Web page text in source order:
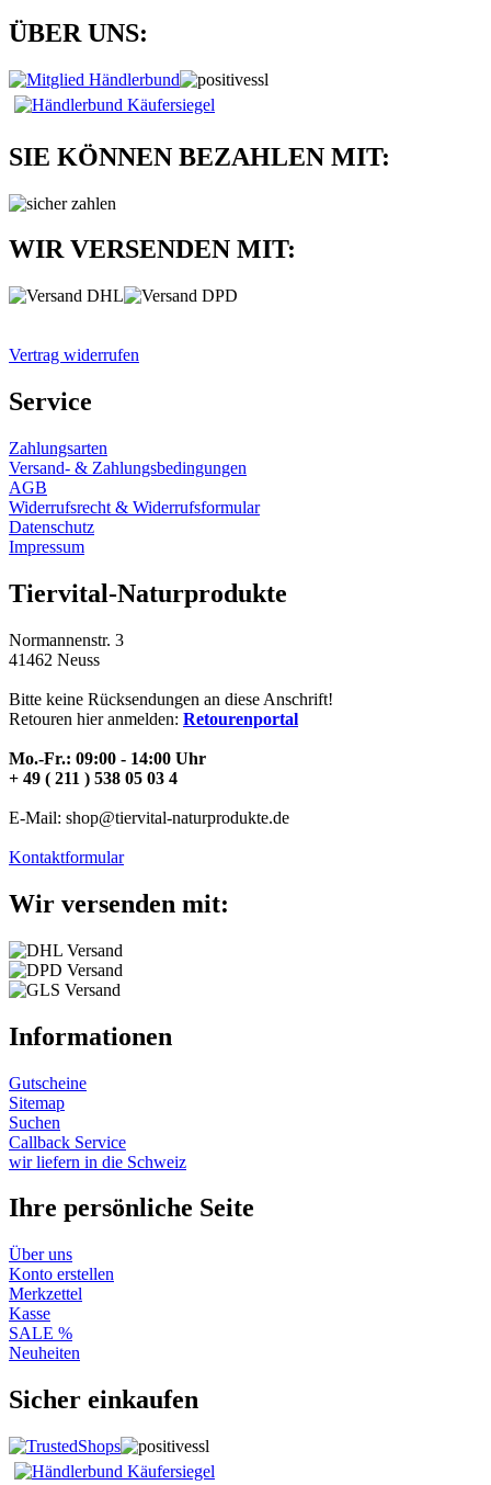
ÜBER UNS:
SIE KÖNNEN BEZAHLEN MIT:
WIR VERSENDEN MIT:
Vertrag widerrufen
Service
Zahlungsarten
Versand- & Zahlungsbedingungen
AGB
Widerrufsrecht & Widerrufsformular
Datenschutz
Impressum
Tiervital-Naturprodukte
Normannenstr. 3
41462 Neuss
Bitte keine Rücksendungen an diese Anschrift!
Retouren hier anmelden: Retourenportal
Mo.-Fr.: 09:00 - 14:00 Uhr
+ 49 ( 211 ) 538 05 03 4
E-Mail: shop@tiervital-naturprodukte.de
Kontaktformular
Wir versenden mit:
Informationen
Gutscheine
Sitemap
Suchen
Callback Service
wir liefern in die Schweiz
Ihre persönliche Seite
Über uns
Konto erstellen
Merkzettel
Kasse
SALE %
Neuheiten
Sicher einkaufen